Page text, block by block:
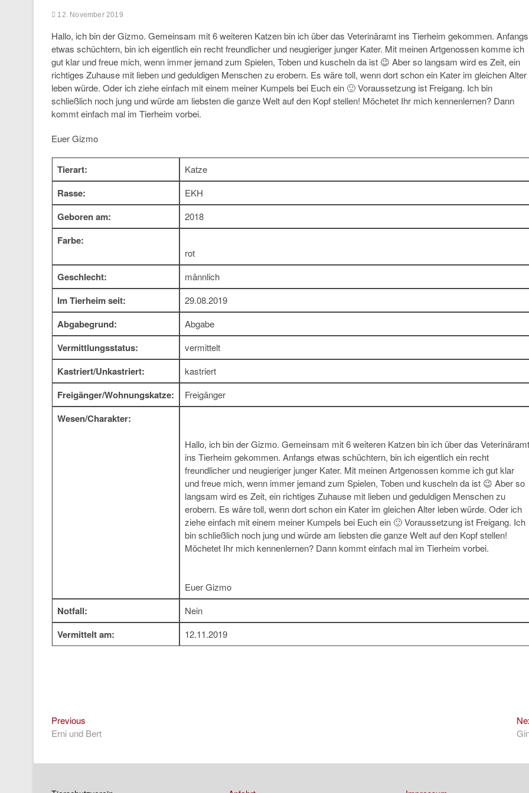
12. November 2019
Hallo, ich bin der Gizmo. Gemeinsam mit 6 weiteren Katzen bin ich über das Veterinäramt ins Tierheim gekommen. Anfangs
etwas schüchtern, bin ich eigentlich ein recht freundlicher und neugieriger junger Kater. Mit meinen Artgenossen komme ich
gut klar und freue mich, wenn immer jemand zum Spielen, Toben und kuscheln da ist 😉 Aber so langsam wird es Zeit, ein
richtiges Zuhause mit lieben und geduldigen Menschen zu erobern. Es wäre toll, wenn dort schon ein Kater im gleichen Alter
leben würde. Oder ich ziehe einfach mit einem meiner Kumpels bei Euch ein 🙂 Voraussetzung ist Freigang. Ich bin
schließlich noch jung und würde am liebsten die ganze Welt auf den Kopf stellen! Möchetet Ihr mich kennenlernen? Dann
kommt einfach mal im Tierheim vorbei.
Euer Gizmo
Tierart: Katze
Rasse: EKH
Geboren am: 2018
Farbe:
rot
Geschlecht: männlich
Im Tierheim seit: 29.08.2019
Abgabegrund: Abgabe
Vermittlungsstatus: vermittelt
Kastriert/Unkastriert: kastriert
Freigänger/Wohnungskatze: Freigänger
Wesen/Charakter:
Hallo, ich bin der Gizmo. Gemeinsam mit 6 weiteren Katzen bin ich über das Veterinäramt
ins Tierheim gekommen. Anfangs etwas schüchtern, bin ich eigentlich ein recht
freundlicher und neugieriger junger Kater. Mit meinen Artgenossen komme ich gut klar
und freue mich, wenn immer jemand zum Spielen, Toben und kuscheln da ist 😉 Aber so
langsam wird es Zeit, ein richtiges Zuhause mit lieben und geduldigen Menschen zu
erobern. Es wäre toll, wenn dort schon ein Kater im gleichen Alter leben würde. Oder ich
ziehe einfach mit einem meiner Kumpels bei Euch ein 🙂 Voraussetzung ist Freigang. Ich
bin schließlich noch jung und würde am liebsten die ganze Welt auf den Kopf stellen!
Möchetet Ihr mich kennenlernen? Dann kommt einfach mal im Tierheim vorbei.
Euer Gizmo
Notfall: Nein
Vermittelt am: 12.11.2019
Beitragsnavigation
Previous
post:
Erni und Bert